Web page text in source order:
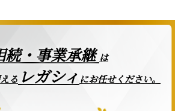
続・事業承継は
る レガシィ にお任せください。